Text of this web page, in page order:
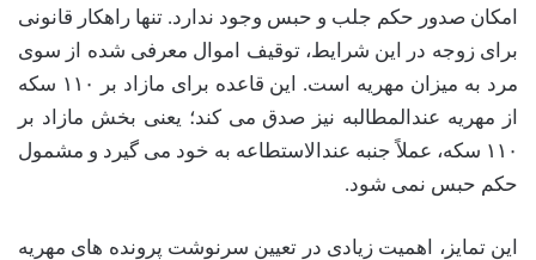
امکان صدور حکم جلب و حبس وجود ندارد. تنها راهکار قانونی
برای زوجه در این شرایط، توقیف اموال معرفی شده از سوی
مرد به میزان مهریه است. این قاعده برای مازاد بر ۱۱۰ سکه
از مهریه عندالمطالبه نیز صدق می کند؛ یعنی بخش مازاد بر
۱۱۰ سکه، عملاً جنبه عندالاستطاعه به خود می گیرد و مشمول
حکم حبس نمی شود.
این تمایز، اهمیت زیادی در تعیین سرنوشت پرونده های مهریه